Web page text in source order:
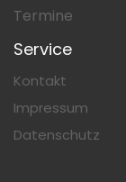
Termine
Service
Kontakt
Impressum
Datenschutz